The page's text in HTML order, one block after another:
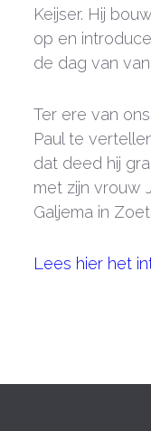
Keijser. Hij
op en
de dag van
Ter ere van
Paul te
dat deed hij
met zijn vrouw
Galjema in
Lees hier het